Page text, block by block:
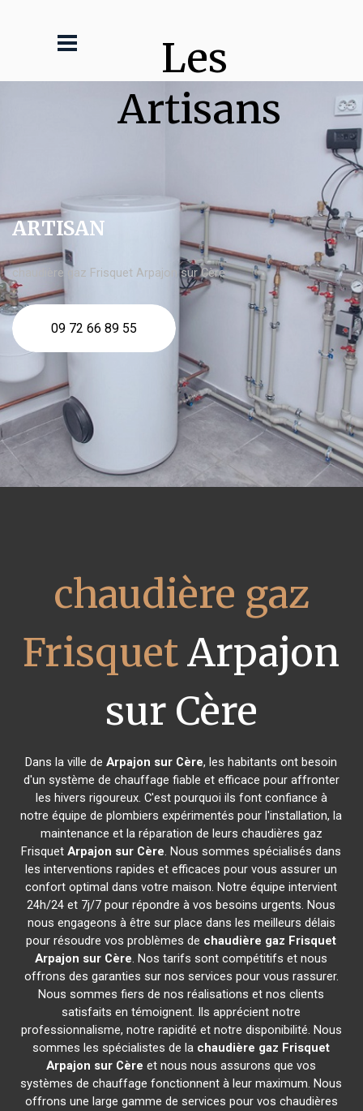
Les
Artisans
ARTISAN
chaudière gaz Frisquet Arpajon sur Cère
09 72 66 89 55
chaudière gaz
FrisquetArpajon
sur Cère
Dans la ville deArpajon sur Cère, les habitants ont besoin
d'un système de chauffage fiable et efficace pour affronter
les hivers rigoureux. C'est pourquoi ils font confiance à
notre équipe de plombiers expérimentés pour l'installation, la
maintenance et la réparation de leurs chaudières gaz
FrisquetArpajon sur Cère. Nous sommes spécialisés dans
les interventions rapides et efficaces pour vous assurer un
confort optimal dans votre maison. Notre équipe intervient
24h/24 et 7j/7 pour répondre à vos besoins urgents. Nous
nous engageons à être sur place dans les meilleurs délais
pour résoudre vos problèmes de chaudière gaz Frisquet
Arpajon sur Cère. Nos tarifs sont compétitifs et nous
offrons des garanties sur nos services pour vous rassurer.
Nous sommes fiers de nos réalisations et nos clients
satisfaits en témoignent. Ils apprécient notre
professionnalisme, notre rapidité et notre disponibilité. Nous
sommes les spécialistes de la chaudière gaz Frisquet
Arpajon sur Cère et nous nous assurons que vos
systèmes de chauffage fonctionnent à leur maximum. Nous
offrons une large gamme de services pour vos chaudières